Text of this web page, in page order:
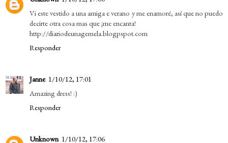
Vi este vestido a una amiga e verano y me enamoré, así que no puedo
decirte otra cosa mas que ¡me encanta!
http://diariodeunagemela.blogpspot.com
Responder
Janne 1/10/12, 17:01
Amazing dress! :)
Responder
Unknown 1/10/12, 17:06